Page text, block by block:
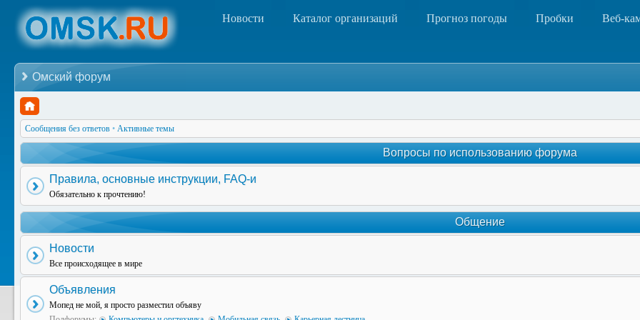
Новости Каталог организаций Прогноз погоды Пробки Веб-
Омский форум
Сообщения без ответов • Активные темы
Вопросы по использованию форума
Правила, основные инструкции, FAQ-и
Обязательно к прочтению!
Общение
Новости
Все происходящее в мире
Объявления
Мопед не мой, я просто разместил объяву